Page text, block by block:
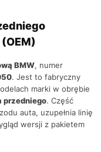
BMW, numer
. Jest to fabryczny
marki w obrębie
przedniego. Część
auta, uzupełnia linię
wersji z pakietem